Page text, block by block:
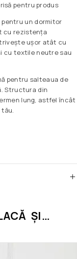
pentru produs
pentru un dormitor
cu rezistența
ușor atât cu
cu textile neutre sau
pentru salteaua de
Structura din
lung, astfel încât
ȘI…